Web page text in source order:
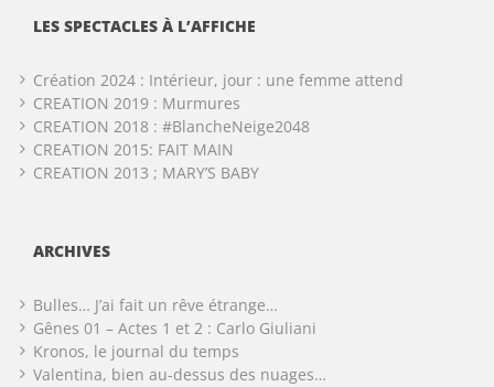
LES SPECTACLES À L’AFFICHE
Création 2024 : Intérieur, jour : une femme attend
CREATION 2019 : Murmures
CREATION 2018 : #BlancheNeige2048
CREATION 2015: FAIT MAIN
CREATION 2013 ; MARY’S BABY
ARCHIVES
Bulles… J’ai fait un rêve étrange…
Gênes 01 – Actes 1 et 2 : Carlo Giuliani
Kronos, le journal du temps
Valentina, bien au-dessus des nuages…